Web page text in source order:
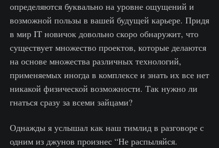
определяются буквально на уровне ощущений и
возможной пользы в вашей будущей карьере. Придя
в мир IT новичок довольно скоро обнаружит, что
существует множество проектов, которые делаются
на основе множества различных технологий,
применяемых иногда в комплексе и знать их все нет
никакой физической возможности. Так нужно ли
гнаться сразу за всеми зайцами?
Однажды я услышал как наш тимлид в разговоре с
одним из джунов произнес “Не распыляйся.